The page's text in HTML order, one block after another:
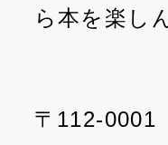
ら本を楽し
〒112-0001